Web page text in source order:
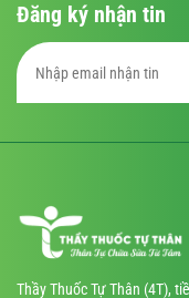
Đăng ký nhận tin
Thầy Thuốc Tự Thân (4T),